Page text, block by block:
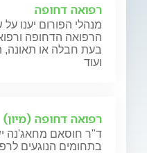
רפואה דחופה
מנהלי הפורום יענו
הרפואה הדחופה
בעת חבלה או תאונה,
ועוד
רפואה דחופה (מיון)
ד"ר חוסאם מחאג'נה
בתחומים הנוגעים